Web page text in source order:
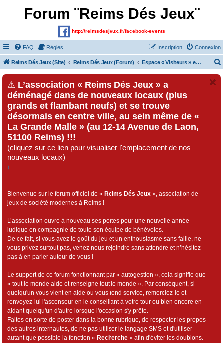
Forum ¨Reims Dés Jeux¨
http://reimsdesjeux.fr/facebook-events
FAQ Règles Connexion
Inscription
Reims Dés Jeux (Site) Reims Dés Jeux (Forum) Espace « Visiteurs » et inscrits au forum
⚠ L’association « Reims Dés Jeux » a
déménagé dans de nouveaux locaux (plus
grands et flambant neufs) et se trouve
désormais en centre ville, au sein même de «
La Grande Malle » (au 12-14 Avenue de Laon,
51100 Reims) !!!
(cliquez sur ce lien pour visualiser l'emplacement de nos
nouveaux locaux)
)
Bienvenue sur le forum officiel de « Reims Dés Jeux », association de
jeux de société modernes à Reims !
L’association ouvre à nouveau ses portes pour une nouvelle année
ludique en compagnie de toute son équipe de bénévoles.
De ce fait, si vous avez le goût du jeu et un enthousiasme sans faille, ne
vous privez surtout pas, venez nous rejoindre sans attendre et n’hésitez
pas à en parler autour de vous !
Le support de ce forum fonctionnant par « autogestion », cela signifie que
« tout le monde aide et renseigne tout le monde ». Par conséquent, si
quelqu'un vous vient en aide ou vous rend service, remerciez-le et
renvoyez-lui l'ascenseur en le conseillant à votre tour ou bien encore en
aidant quelqu'un d'autre lorsque l'occasion s'y prête.
Faites en sorte de poster dans la bonne rubrique, de respecter les propos
des autres internautes, de ne pas utiliser le langage SMS et d'utiliser
autant que possible la fonction « Recherche » afin d'éviter les doublons.